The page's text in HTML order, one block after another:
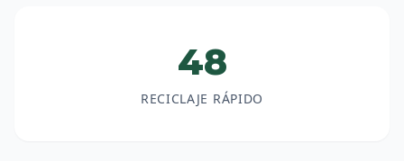
48
RECICLAJE RÁPIDO